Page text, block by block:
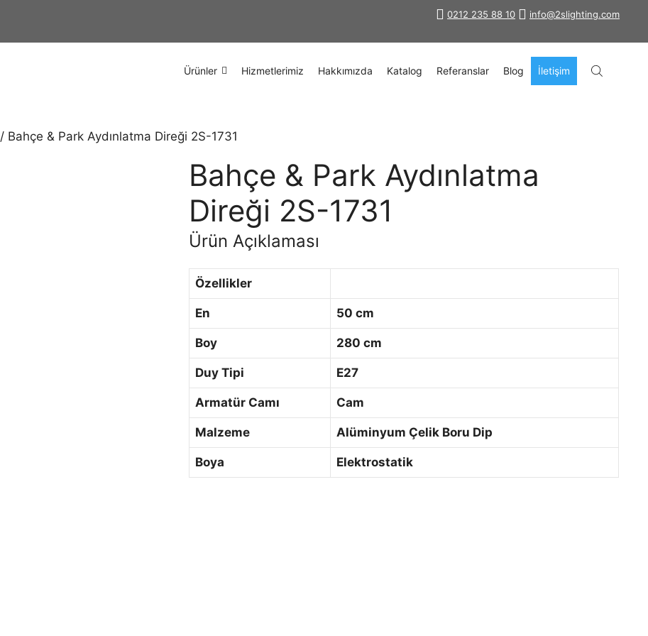
info@2slighting.com
0212 235 88 10
Ürünler Hizmetlerimiz Hakkımızda Katalog Referanslar Blog İletişim
/ Bahçe & Park Aydınlatma Direği 2S-1731
Bahçe & Park Aydınlatma
Direği 2S-1731
Ürün Açıklaması
Özellikler
En 50 cm
Boy 280 cm
Duy Tipi E27
Armatür Camı Cam
Malzeme Alüminyum Çelik Boru Dip
Boya Elektrostatik